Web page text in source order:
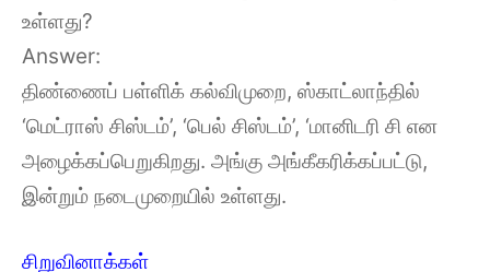
உள்ளது?
Answer:
திண்ணைப் பள்ளிக் கல்விமுறை, ஸ்காட்லாந்தில்
‘மெட்ராஸ் சிஸ்டம்’, ‘பெல் சிஸ்டம்’, ‘மானிடரி சி என
அழைக்கப்பெறுகிறது. அங்கு அங்கீகரிக்கப்பட்டு,
இன்றும் நடைமுறையில் உள்ளது.
சிறுவினாக்கள்